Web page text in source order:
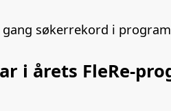
gang søkerrekord i
i årets FleRe-